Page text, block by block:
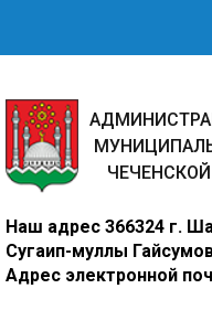
ЧЕЧЕНСКОЙ
Наш адрес 366324 г.
Сугаип-муллы
Адрес электронной